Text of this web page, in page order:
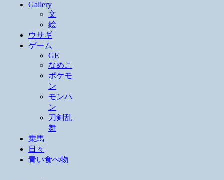
Gallery
文
絵
ウサギ
ゲーム
GE
なめこ
ポケモ
ン
モンハ
ン
刀剣乱
舞
乗馬
日々
青い食べ物